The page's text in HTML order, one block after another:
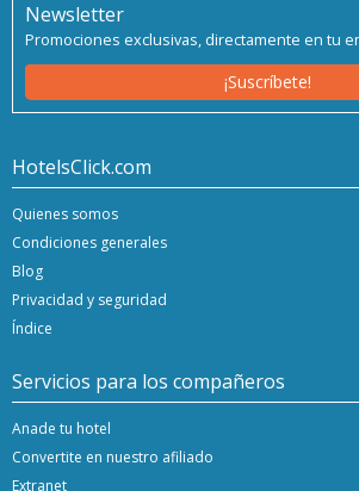
Newsletter
Promociones exclusivas, directamente en tu
¡Suscríbete!
HotelsClick.com
Quienes somos
Condiciones generales
Blog
Privacidad y seguridad
Índice
Servicios para los compañeros
Anade tu hotel
Convertite en nuestro afiliado
Extranet